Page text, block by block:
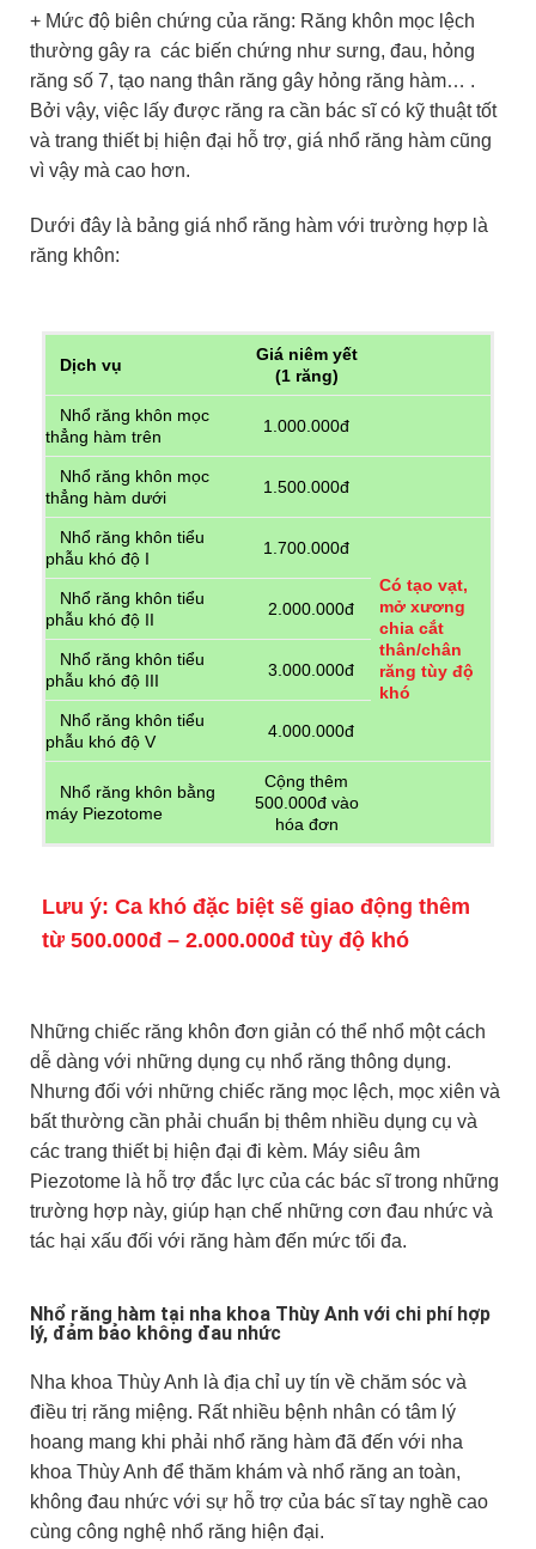
+ Mức độ biên chứng của răng: Răng khôn mọc lệch
thường gây ra các biến chứng như sưng, đau, hỏng
răng số 7, tạo nang thân răng gây hỏng răng hàm… .
Bởi vậy, việc lấy được răng ra cần bác sĩ có kỹ thuật tốt
và trang thiết bị hiện đại hỗ trợ, giá nhổ răng hàm cũng
vì vậy mà cao hơn.
Dưới đây là bảng giá nhổ răng hàm với trường hợp là
răng khôn:
Dịch vụ
Giá niêm yết
(1 răng)
Nhổ răng khôn mọc
thẳng hàm trên
1.000.000đ
Nhổ răng khôn mọc
thẳng hàm dưới
1.500.000đ
Nhổ răng khôn tiểu
phẫu khó độ I
1.700.000đ
Có tạo vạt,
mở xương
chia cắt
thân/chân
răng tùy độ
khó
Nhổ răng khôn tiểu
phẫu khó độ II
2.000.000đ
Nhổ răng khôn tiểu
phẫu khó độ III
3.000.000đ
Nhổ răng khôn tiểu
phẫu khó độ V
4.000.000đ
Nhổ răng khôn bằng
máy Piezotome
Cộng thêm
500.000đ vào
hóa đơn
Lưu ý: Ca khó đặc biệt sẽ giao động thêm
từ 500.000đ – 2.000.000đ tùy độ khó
Những chiếc răng khôn đơn giản có thể nhổ một cách
dễ dàng với những dụng cụ nhổ răng thông dụng.
Nhưng đối với những chiếc răng mọc lệch, mọc xiên và
bất thường cần phải chuẩn bị thêm nhiều dụng cụ và
các trang thiết bị hiện đại đi kèm. Máy siêu âm
Piezotome là hỗ trợ đắc lực của các bác sĩ trong những
trường hợp này, giúp hạn chế những cơn đau nhức và
tác hại xấu đối với răng hàm đến mức tối đa.
Nhổ răng hàm tại nha khoa Thùy Anh với chi phí hợp
lý, đảm bảo không đau nhức
Nha khoa Thùy Anh là địa chỉ uy tín về chăm sóc và
điều trị răng miệng. Rất nhiều bệnh nhân có tâm lý
hoang mang khi phải nhổ răng hàm đã đến với nha
khoa Thùy Anh để thăm khám và nhổ răng an toàn,
không đau nhức với sự hỗ trợ của bác sĩ tay nghề cao
cùng công nghệ nhổ răng hiện đại.